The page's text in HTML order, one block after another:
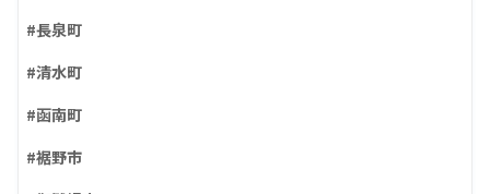
#長泉町
#清水町
#函南町
#裾野市